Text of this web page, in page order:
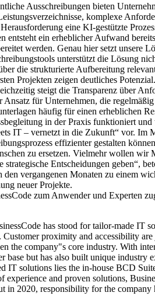
Ausschreibungen bieten
komplexe
eine KI-gestützte
entsteht ein erheblicher Aufwand
werden. Genau hier setzt unsere
unterstützt die Lösung
die strukturierte Aufbereitung
Projekten zeigen deutliches
steigt die Transparenz über
Ansatz für Unternehmen, die
häufig für einen erheblichen
in der Praxis funktioniert
IT – vernetzt in die Zukunft“ vor.
effizienter gestalten
zu ersetzen. Vielmehr wollen
Entscheidungen geben“,
den vergangenen Monaten zu einem
neuer Projekte.
zum Anwender und Experten
has stood for tailor-made IT
proximity and accessibility
the company"s core industry. With
base but has also built unique industry
IT solutions lies the in-house BCD
experience and proven solutions,
in 2020, responsibility for the company